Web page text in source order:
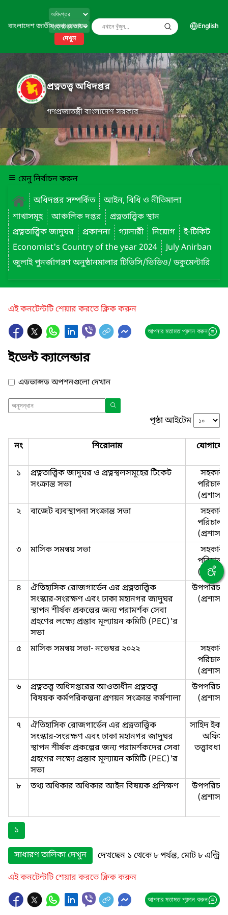
বাংলাদেশ জাতীয় তথ্য বাতায়ন
দেখুন
English
প্রত্নতত্ত্ব অধিদপ্তর
গণপ্রজাতন্ত্রী বাংলাদেশ সরকার
মেনু নির্বাচন করুন
অধিদপ্তর সম্পর্কিত
আইন, বিধি ও নীতিমালা
শাখাসমূহ
আঞ্চলিক দপ্তর
প্রত্নতাত্ত্বিক স্থান
প্রত্নতাত্ত্বিক জাদুঘর
প্রকাশনা গ্যালারী নিয়োগ
ই-টিকিট
Economist's Country of the year 2024
July Anirban
জুলাই পুনর্জাগরণ অনুষ্ঠানমালার টিভিসি/ভিডিও/ ডকুমেন্টারি
এই কনটেন্টটি শেয়ার করতে ক্লিক করুন
আপনার মতামত প্রদান করুন
ইভেন্ট ক্যালেন্ডার
এডভান্সড অপশনগুলো দেখান
পৃষ্ঠা আইটেম
নং শিরোনাম
১
প্রত্নতাত্ত্বিক জাদুঘর ও প্রত্নস্থলসমূহের টিকেট
সংক্রান্ত সভা
সহকারী
২
বাজেট ব্যবস্থাপনা সংক্রান্ত সভা
সহকারী
৩
মাসিক সমন্বয় সভা
সহকারী
৪
ঐতিহাসিক রোজগার্ডেন এর প্রত্নতাত্ত্বিক
সংস্কার-সংরক্ষণ এবং ঢাকা মহানগর জাদুঘর
স্থাপন শীর্ষক প্রকল্পের জন্য পরামর্শক সেবা
গ্রহণের লক্ষ্যে প্রস্তাব মূল্যায়ন কমিটি (PEC)'র
সভা
৫ মাসিক সমন্বয় সভা- নভেম্বর ২০২২
সহকারী
৬
প্রত্নতত্ত্ব অধিদপ্তরের আওতাধীন প্রত্নতত্ত্ব
বিষয়ক কর্মপরিকল্পনা প্রণয়ন সংক্রান্ত কর্মশালা
৭
ঐতিহাসিক রোজগার্ডেন এর প্রত্নতাত্ত্বিক
সংস্কার-সংরক্ষণ এবং ঢাকা মহানগর জাদুঘর
স্থাপন শীর্ষক প্রকল্পের জন্য পরামর্শকদের সেবা
গ্রহণের লক্ষ্যে প্রস্তাব মূল্যায়ন কমিটি (PEC)'র
সভা
সাহিদ
অফিস
৮ তথ্য অধিকার অধিকার আইন বিষয়ক প্রশিক্ষণ
১
সাধারণ তালিকা দেখুন
দেখছেন ১ থেকে ৮ পর্যন্ত, মোট ৮ এন্ট্রি
এই কনটেন্টটি শেয়ার করতে ক্লিক করুন
আপনার মতামত প্রদান করুন